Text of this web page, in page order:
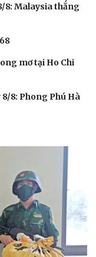
8: Malaysia thắng
mơ tại Ho Chi
8: Phong Phú Hà